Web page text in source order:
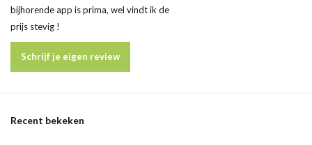
bijhorende app is prima, wel vindt ik de
prijs stevig !
Schrijf je eigen review
Recent bekeken